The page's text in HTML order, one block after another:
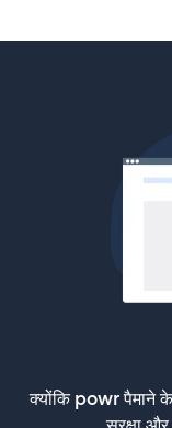
क्योंकि powr पैमाने के